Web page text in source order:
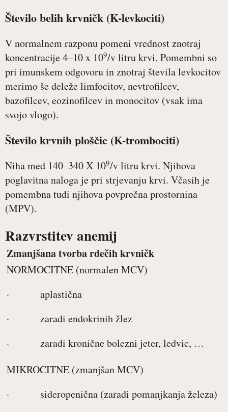
Število belih krvničk (K-levkociti)
V normalnem razponu pomeni vrednost znotraj
koncentracije 4–10 x 109/v litru krvi. Pomembni so
pri imunskem odgovoru in znotraj števila levkocitov
merimo še deleže limfocitov, nevtrofilcev,
bazofilcev, eozinofilcev in monocitov (vsak ima
svojo vlogo).
Število krvnih ploščic (K-trombociti)
Niha med 140–340 X 109/v litru krvi. Njihova
poglavitna naloga je pri strjevanju krvi. Včasih je
pomembna tudi njihova povprečna prostornina
(MPV).
Razvrstitev anemij
Zmanjšana tvorba rdečih krvničk
NORMOCITNE (normalen MCV)
· aplastična
· zaradi endokrinih žlez
· zaradi kronične bolezni jeter, ledvic, …
MIKROCITNE (zmanjšan MCV)
· sideropenična (zaradi pomanjkanja železa)